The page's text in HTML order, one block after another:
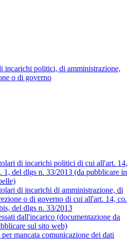
incarichi politici, di amministrazione,
o di governo
di incarichi politici di cui all'art. 14,
1, del dlgs n. 33/2013 (da pubblicare in
di incarichi di amministrazione, di
o di governo di cui all'art. 14, co.
del dlgs n. 33/2013
dall'incarico (documentazione da
sul sito web)
mancata comunicazione dei dati